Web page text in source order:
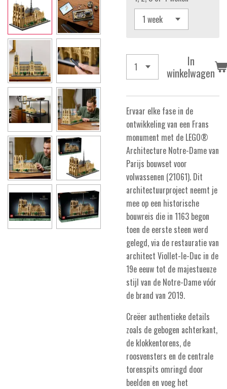
In
winkelwagen
Ervaar elke fase in de
ontwikkeling van een Frans
monument met de LEGO®
Architecture Notre-Dame van
Parijs bouwset voor
volwassenen (21061). Dit
architectuurproject neemt je
mee op een historische
bouwreis die in 1163 begon
toen de eerste steen werd
gelegd, via de restauratie van
architect Viollet-le-Duc in de
19e eeuw tot de majestueuze
stijl van de Notre-Dame vóór
de brand van 2019.
Creëer authentieke details
zoals de gebogen achterkant,
de klokkentorens, de
roosvensters en de centrale
torenspits omringd door
beelden en voeg het